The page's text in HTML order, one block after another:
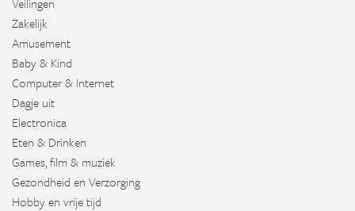
Zakelijk
Amusement
Baby & Kind
Computer & Internet
Dagje uit
Electronica
Eten & Drinken
Games, film & muziek
Gezondheid en Verzorging
Hobby en vrije tijd